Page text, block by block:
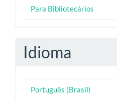
Para Bibliotecários
Idioma
Português (Brasil)